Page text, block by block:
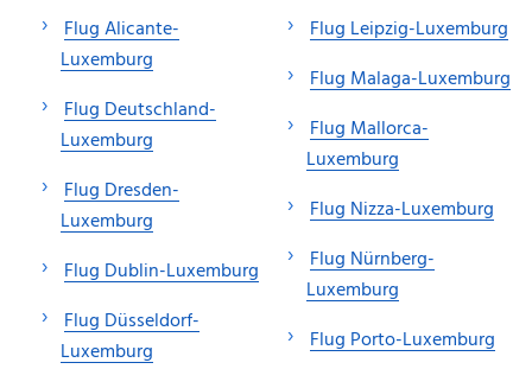
Flug Alicante-
Luxemburg
Flug Deutschland-
Luxemburg
Flug Dresden-
Luxemburg
Flug Dublin-Luxemburg
Flug Düsseldorf-
Luxemburg
Flug Leipzig-Luxemburg
Flug Malaga-Luxemburg
Flug Mallorca-
Luxemburg
Flug Nizza-Luxemburg
Flug Nürnberg-
Luxemburg
Flug Porto-Luxemburg